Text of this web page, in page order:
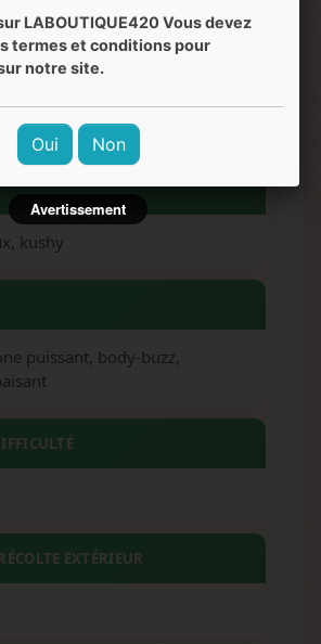
et extérieur)
haschisch
kushy
puissant, body-buzz,
EXTÉRIEUR
LABOUTIQUE420 Vous devez
termes et conditions pour
notre site.
Oui Non
Avertissement